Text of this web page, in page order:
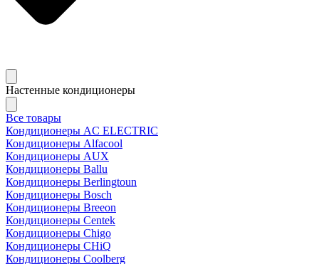
Настенные кондиционеры
Все товары
Кондиционеры AC ELECTRIC
Кондиционеры Alfacool
Кондиционеры AUX
Кондиционеры Ballu
Кондиционеры Berlingtoun
Кондиционеры Bosch
Кондиционеры Breeon
Кондиционеры Centek
Кондиционеры Chigo
Кондиционеры CHiQ
Кондиционеры Coolberg